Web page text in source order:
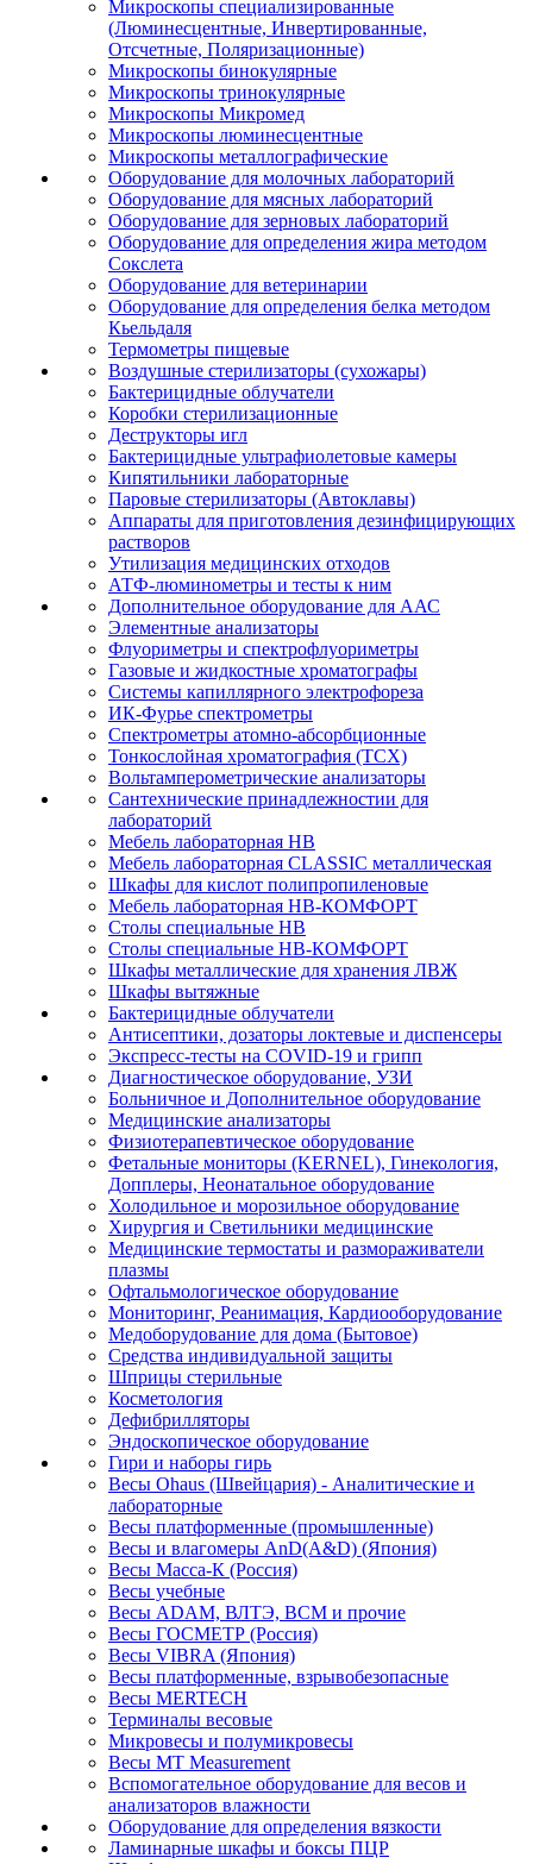
Микроскопы специализированные
(Люминесцентные, Инвертированные,
Отсчетные, Поляризационные)
Микроскопы бинокулярные
Микроскопы тринокулярные
Микроскопы Микромед
Микроскопы люминесцентные
Микроскопы металлографические
Оборудование для молочных лабораторий
Оборудование для мясных лабораторий
Оборудование для зерновых лабораторий
Оборудование для определения жира методом
Сокслета
Оборудование для ветеринарии
Оборудование для определения белка методом
Кьельдаля
Термометры пищевые
Воздушные стерилизаторы (сухожары)
Бактерицидные облучатели
Коробки стерилизационные
Деструкторы игл
Бактерицидные ультрафиолетовые камеры
Кипятильники лабораторные
Паровые стерилизаторы (Автоклавы)
Аппараты для приготовления дезинфицирующих
растворов
Утилизация медицинских отходов
АТФ-люминометры и тесты к ним
Дополнительное оборудование для ААС
Элементные анализаторы
Флуориметры и спектрофлуориметры
Газовые и жидкостные хроматографы
Системы капиллярного электрофореза
ИК-Фурье спектрометры
Спектрометры атомно-абсорбционные
Тонкослойная хроматография (ТСХ)
Вольтамперометрические анализаторы
Сантехнические принадлежностии для
лабораторий
Мебель лабораторная НВ
Мебель лабораторная CLASSIC металлическая
Шкафы для кислот полипропиленовые
Мебель лабораторная НВ-КОМФОРТ
Столы специальные НВ
Столы специальные НВ-КОМФОРТ
Шкафы металлические для хранения ЛВЖ
Шкафы вытяжные
Бактерицидные облучатели
Антисептики, дозаторы локтевые и диспенсеры
Экспресс-тесты на COVID-19 и грипп
Диагностическое оборудование, УЗИ
Больничное и Дополнительное оборудование
Медицинские анализаторы
Физиотерапевтическое оборудование
Фетальные мониторы (KERNEL), Гинекология,
Допплеры, Неонатальное оборудование
Холодильное и морозильное оборудование
Хирургия и Светильники медицинские
Медицинские термостаты и размораживатели
плазмы
Офтальмологическое оборудование
Мониторинг, Реанимация, Кардиооборудование
Медоборудование для дома (Бытовое)
Средства индивидуальной защиты
Шприцы стерильные
Косметология
Дефибрилляторы
Эндоскопическое оборудование
Гири и наборы гирь
Весы Ohaus (Швейцария) - Аналитические и
лабораторные
Весы платформенные (промышленные)
Весы и влагомеры AnD(A&D) (Япония)
Весы Масса-К (Россия)
Весы учебные
Весы ADAM, ВЛТЭ, BCM и прочие
Весы ГОСМЕТР (Россия)
Весы VIBRA (Япония)
Весы платформенные, взрывобезопасные
Весы MERTECH
Терминалы весовые
Микровесы и полумикровесы
Весы MT Measurement
Вспомогательное оборудование для весов и
анализаторов влажности
Оборудование для определения вязкости
Ламинарные шкафы и боксы ПЦР